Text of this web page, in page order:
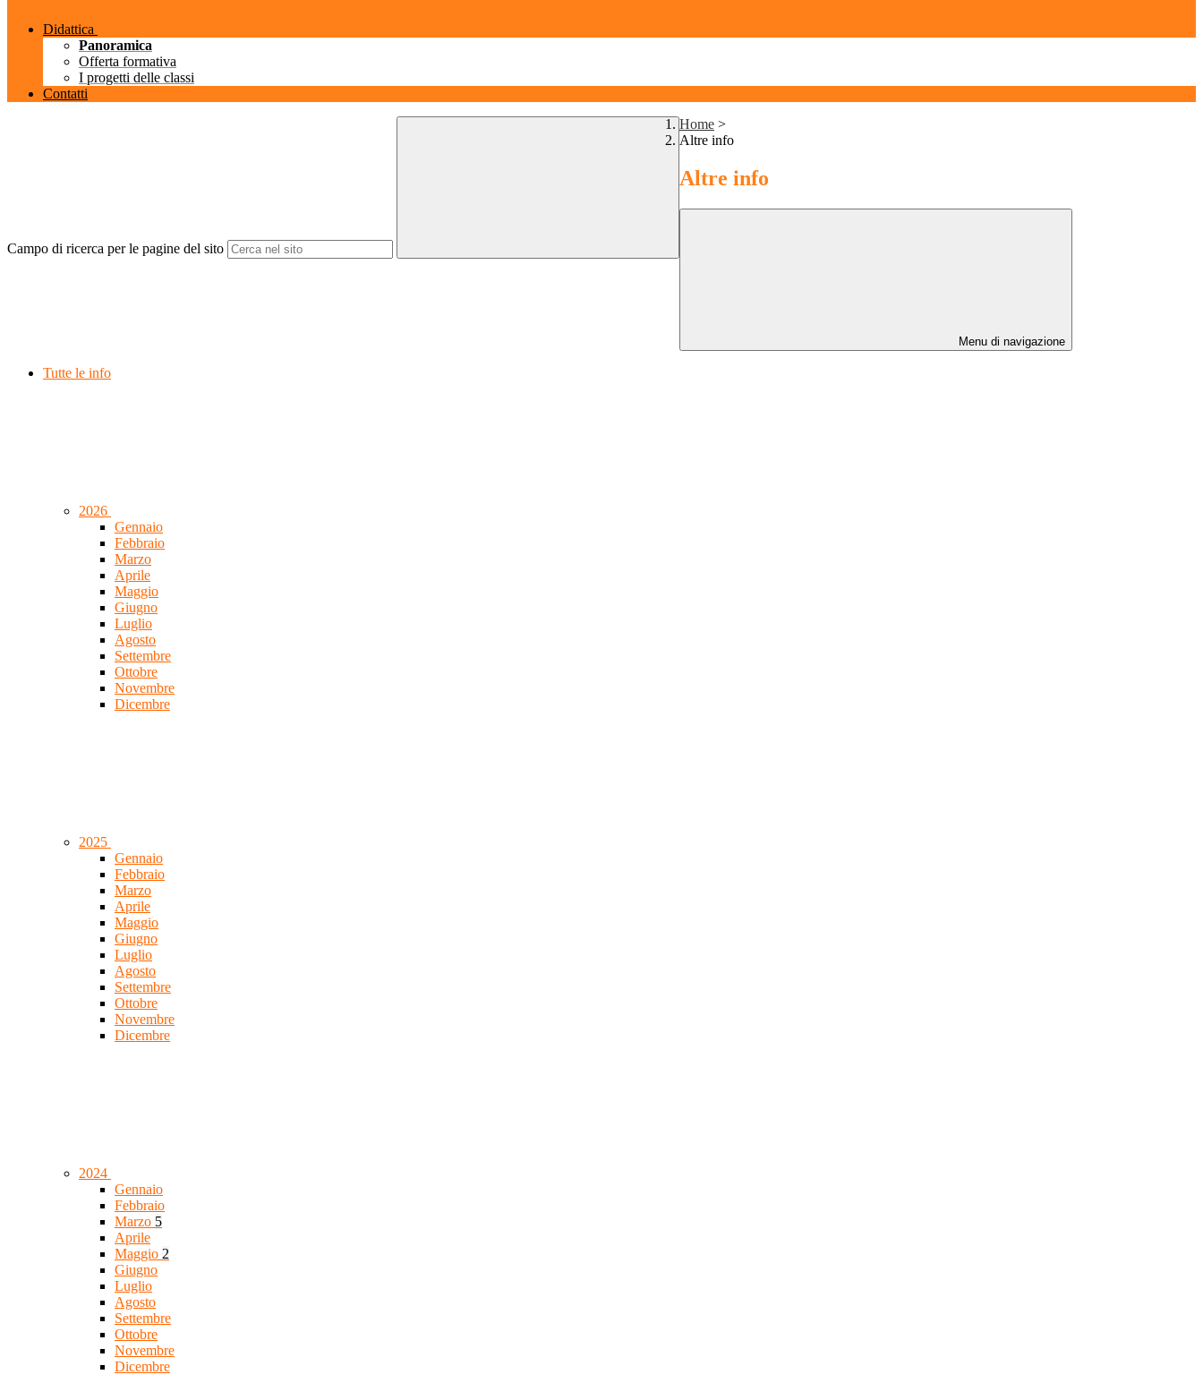
Didattica
Panoramica
Offerta formativa
I progetti delle classi
Contatti
Campo di ricerca per le pagine del sito
Home >
Altre info
Altre info
Menu di navigazione
Tutte le info
2026
Gennaio
Febbraio
Marzo
Aprile
Maggio
Giugno
Luglio
Agosto
Settembre
Ottobre
Novembre
Dicembre
2025
Gennaio
Febbraio
Marzo
Aprile
Maggio
Giugno
Luglio
Agosto
Settembre
Ottobre
Novembre
Dicembre
2024
Gennaio
Febbraio
Marzo 5
Aprile
Maggio 2
Giugno
Luglio
Agosto
Settembre
Ottobre
Novembre
Dicembre